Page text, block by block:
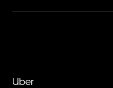
Uber